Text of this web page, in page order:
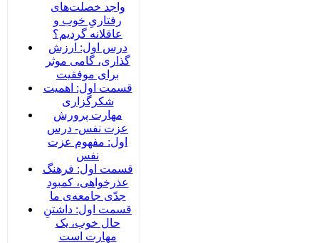
واجد خصلت‌های
رفتاریِ خوب و
عاقلانه گردیم؟
درس اول: ارزش
گذاری، گامی موثر
برای موفقیت
قسمت اول: اهمیت
شکرگزاری
مهارت پرورش
عزت نفس- درس
اول: مفهوم عزت
نفس
قسمت اول: فرهنگ
عذرخواهی، کمبود
جدّی جامعه‌ی ما
قسمت اول: داشتنِ
حال خوب، یک
مهارت است